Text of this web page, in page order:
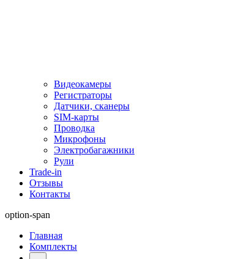
Видеокамеры
Регистраторы
Датчики, сканеры
SIM-карты
Проводка
Микрофоны
Электробагажники
Рули
Trade-in
Отзывы
Контакты
option-span
Главная
Комплекты